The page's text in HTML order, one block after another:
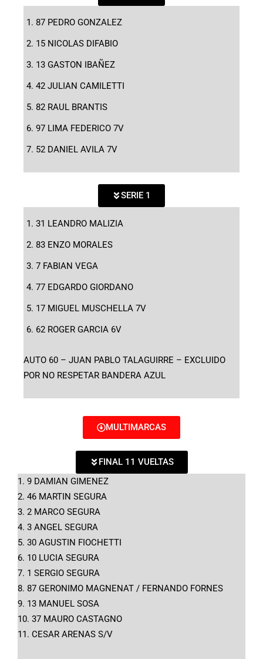
87 PEDRO GONZALEZ
15 NICOLAS DIFABIO
13 GASTON IBAÑEZ
42 JULIAN CAMILETTI
82 RAUL BRANTIS
97 LIMA FEDERICO 7V
52 DANIEL AVILA 7V
SERIE 1
31 LEANDRO MALIZIA
83 ENZO MORALES
7 FABIAN VEGA
77 EDGARDO GIORDANO
17 MIGUEL MUSCHELLA 7V
62 ROGER GARCIA 6V
AUTO 60 – JUAN PABLO TALAGUIRRE – EXCLUIDO
POR NO RESPETAR BANDERA AZUL
MULTIMARCAS
FINAL 11 VUELTAS
1. 9 DAMIAN GIMENEZ
2. 46 MARTIN SEGURA
3. 2 MARCO SEGURA
4. 3 ANGEL SEGURA
5. 30 AGUSTIN FIOCHETTI
6. 10 LUCIA SEGURA
7. 1 SERGIO SEGURA
8. 87 GERONIMO MAGNENAT / FERNANDO FORNES
9. 13 MANUEL SOSA
10. 37 MAURO CASTAGNO
11. CESAR ARENAS S/V